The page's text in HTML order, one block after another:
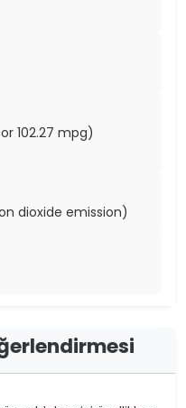
102.27 mpg)
dioxide emission)